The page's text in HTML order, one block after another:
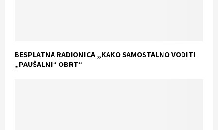
BESPLATNA RADIONICA „KAKO SAMOSTALNO VODITI
„PAUŠALNI“ OBRT“